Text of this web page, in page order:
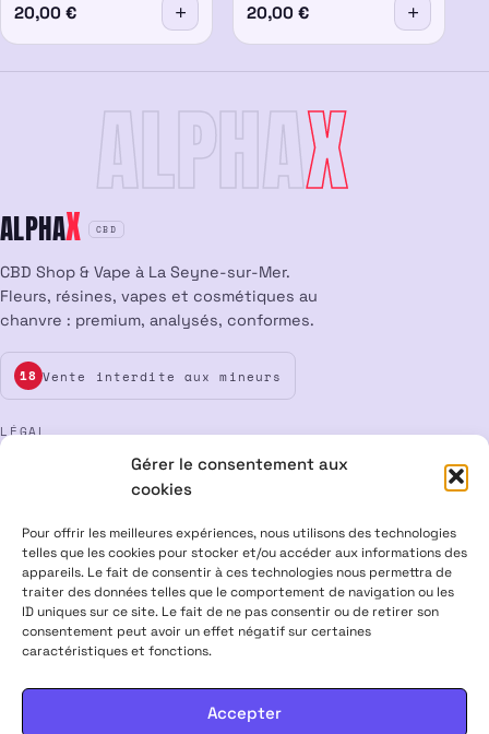
Gérer le consentement aux
cookies
Pour offrir les meilleures expériences, nous utilisons des technologies
telles que les cookies pour stocker et/ou accéder aux informations des
appareils. Le fait de consentir à ces technologies nous permettra de
traiter des données telles que le comportement de navigation ou les
ID uniques sur ce site. Le fait de ne pas consentir ou de retirer son
consentement peut avoir un effet négatif sur certaines
caractéristiques et fonctions.
Accepter
20,00 € 20,00 €
ALPHAX
ALPHAX CBD
CBD Shop & Vape à La Seyne-sur-Mer.
Fleurs, résines, vapes et cosmétiques au
chanvre : premium, analysés, conformes.
18 Vente interdite aux mineurs
LÉGAL
CGV Confidentialité
Cookies
ALPHA X CBD Shop © 2026 · Tous droits réservés
Visa
Mastercard CB
PRODUITS CONTENANT MOINS DE 0,3 % DE THC, CONFORMES À LA
INTERDITS AUX FEMMES ENCEINTES & ALLAITANTES · NE PAS
CONDUIRE APRÈS USAGE · VENTE INTERDITE AUX MINEURS